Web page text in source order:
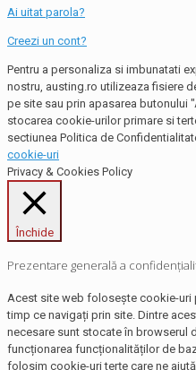
Ai uitat parola?
Creezi un cont?
Pentru a personaliza si imbunatati
nostru, austing.ro utilizeaza fisiere
pe site sau prin apasarea butonului
stocarea cookie-urilor primare si
sectiunea Politica de
cookie-uri
Privacy & Cookies Policy
Închide
Prezentare generală a
Acest site web folosește cookie-uri
timp ce navigați prin site. Dintre
necesare sunt stocate în browserul
funcționarea funcționalităților de
folosim cookie-uri terțe care ne